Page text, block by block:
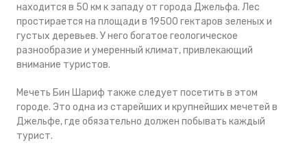
находится в 50 км к западу от города Джельфа. Лес
простирается на площади в 19500 гектаров зеленых и
густых деревьев. У него богатое геологическое
разнообразие и умеренный климат, привлекающий
внимание туристов.
Мечеть Бин Шариф также следует посетить в этом
городе. Это одна из старейших и крупнейших мечетей в
Джельфе, где обязательно должен побывать каждый
турист.